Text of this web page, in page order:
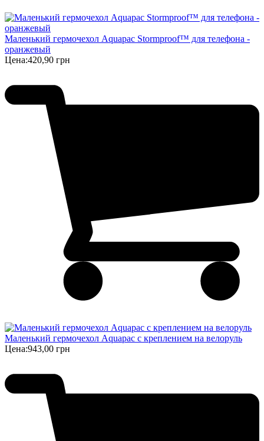
Маленький гермочехол Aquapac Stormproof™ для телефона -
оранжевый
Цена:420,90 грн
Маленький гермочехол Aquapac с креплением на велоруль
Цена:943,00 грн